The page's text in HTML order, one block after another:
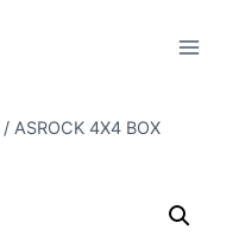
/ ASROCK 4X4 BOX